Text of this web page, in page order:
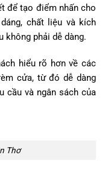
để tạo điểm nhấn cho
chất liệu và kích
không phải dễ dàng.
hiểu rõ hơn về các
cửa, từ đó dễ dàng
cầu và ngân sách của
Thơ